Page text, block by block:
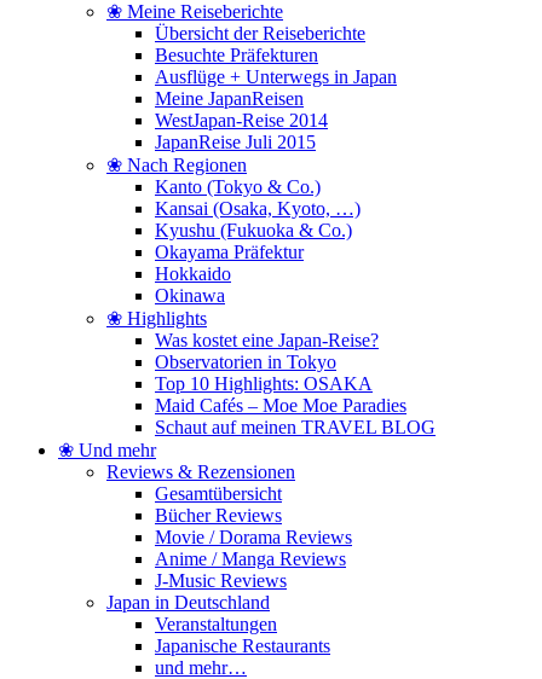
❀ Meine Reiseberichte
Übersicht der Reiseberichte
Besuchte Präfekturen
Ausflüge + Unterwegs in Japan
Meine JapanReisen
WestJapan-Reise 2014
JapanReise Juli 2015
❀ Nach Regionen
Kanto (Tokyo & Co.)
Kansai (Osaka, Kyoto, …)
Kyushu (Fukuoka & Co.)
Okayama Präfektur
Hokkaido
Okinawa
❀ Highlights
Was kostet eine Japan-Reise?
Observatorien in Tokyo
Top 10 Highlights: OSAKA
Maid Cafés – Moe Moe Paradies
Schaut auf meinen TRAVEL BLOG
❀ Und mehr
Reviews & Rezensionen
Gesamtübersicht
Bücher Reviews
Movie / Dorama Reviews
Anime / Manga Reviews
J-Music Reviews
Japan in Deutschland
Veranstaltungen
Japanische Restaurants
und mehr…